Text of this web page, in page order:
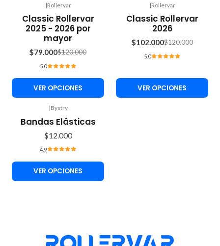
-34%
OFF
|Rollervar
Classic Rollervar
2025 - 2026 por
mayor
$79.000$120.000
5.0
VER OPCIONES
-15%
OFF
|Rollervar
Classic Rollervar
2026
$102.000$120.000
5.0
VER OPCIONES
|Bystry
Bandas Elásticas
$12.000
4.9
VER OPCIONES